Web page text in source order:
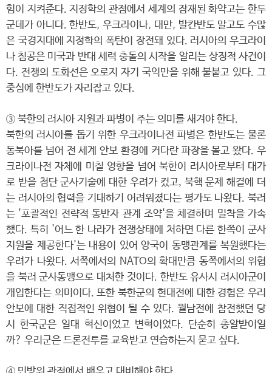
힘이 지켜준다. 지정학의 관점에서 세계의 잠재된 화약고는 한두
군데가 아니다. 한반도, 우크라이나, 대만, 발칸반도 말고도 수많
은 국경지대에 지정학의 폭탄이 장전돼 있다. 러시아의 우크라이
나 침공은 미국과 반대 세력 충돌의 시작을 알리는 상징적 사건이
다. 전쟁의 도화선은 오로지 자기 국익만을 위해 불붙고 있다. 그
중심에 한반도가 자리잡고 있다.
③ 북한의 러시아 지원과 파병이 주는 의미를 새겨야 한다.
북한의 러시아를 돕기 위한 우크라이나전 파병은 한반도는 물론
동북아를 넘어 전 세계 안보 환경에 커다란 파장을 몰고 왔다. 우
크라이나전 자체에 미칠 영향을 넘어 북한이 러시아로부터 대가
로 받을 첨단 군사기술에 대한 우려가 컸고, 북핵 문제 해결에 더
는 러시아의 협력을 기대하기 어려워졌다는 평가도 나왔다. 북러
는 '포괄적인 전략적 동반자 관계 조약'을 체결하며 밀착을 가속
했다. 특히 '어느 한 나라가 전쟁상태에 처하면 다른 한쪽이 군사
지원을 제공한다'는 내용이 있어 양국이 동맹관계를 복원했다는
우려가 나왔다. 서쪽에서의 NATO의 확대만큼 동쪽에서의 위협
을 북러 군사동맹으로 대처한 것이다. 한반도 유사시 러시아군이
개입한다는 의미이다. 또한 북한군의 현대전에 대한 경험은 우리
안보에 대한 직접적인 위협이 될 수 있다. 월남전에 참전했던 당
시 한국군은 일대 혁신이었고 변혁이었다. 단순히 총알받이일
까? 우리군은 드론전투를 교육받고 연습하는지 묻고 싶다.